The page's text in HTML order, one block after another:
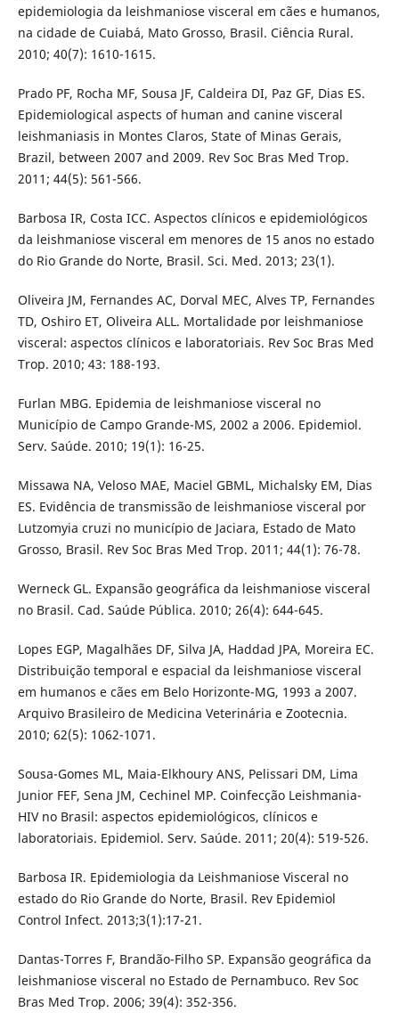
epidemiologia da leishmaniose visceral em cães e humanos,
na cidade de Cuiabá, Mato Grosso, Brasil. Ciência Rural.
2010; 40(7): 1610-1615.
Prado PF, Rocha MF, Sousa JF, Caldeira DI, Paz GF, Dias ES.
Epidemiological aspects of human and canine visceral
leishmaniasis in Montes Claros, State of Minas Gerais,
Brazil, between 2007 and 2009. Rev Soc Bras Med Trop.
2011; 44(5): 561-566.
Barbosa IR, Costa ICC. Aspectos clínicos e epidemiológicos
da leishmaniose visceral em menores de 15 anos no estado
do Rio Grande do Norte, Brasil. Sci. Med. 2013; 23(1).
Oliveira JM, Fernandes AC, Dorval MEC, Alves TP, Fernandes
TD, Oshiro ET, Oliveira ALL. Mortalidade por leishmaniose
visceral: aspectos clínicos e laboratoriais. Rev Soc Bras Med
Trop. 2010; 43: 188-193.
Furlan MBG. Epidemia de leishmaniose visceral no
Município de Campo Grande-MS, 2002 a 2006. Epidemiol.
Serv. Saúde. 2010; 19(1): 16-25.
Missawa NA, Veloso MAE, Maciel GBML, Michalsky EM, Dias
ES. Evidência de transmissão de leishmaniose visceral por
Lutzomyia cruzi no município de Jaciara, Estado de Mato
Grosso, Brasil. Rev Soc Bras Med Trop. 2011; 44(1): 76-78.
Werneck GL. Expansão geográfica da leishmaniose visceral
no Brasil. Cad. Saúde Pública. 2010; 26(4): 644-645.
Lopes EGP, Magalhães DF, Silva JA, Haddad JPA, Moreira EC.
Distribuição temporal e espacial da leishmaniose visceral
em humanos e cães em Belo Horizonte-MG, 1993 a 2007.
Arquivo Brasileiro de Medicina Veterinária e Zootecnia.
2010; 62(5): 1062-1071.
Sousa-Gomes ML, Maia-Elkhoury ANS, Pelissari DM, Lima
Junior FEF, Sena JM, Cechinel MP. Coinfecção Leishmania-
HIV no Brasil: aspectos epidemiológicos, clínicos e
laboratoriais. Epidemiol. Serv. Saúde. 2011; 20(4): 519-526.
Barbosa IR. Epidemiologia da Leishmaniose Visceral no
estado do Rio Grande do Norte, Brasil. Rev Epidemiol
Control Infect. 2013;3(1):17-21.
Dantas-Torres F, Brandão-Filho SP. Expansão geográfica da
leishmaniose visceral no Estado de Pernambuco. Rev Soc
Bras Med Trop. 2006; 39(4): 352-356.